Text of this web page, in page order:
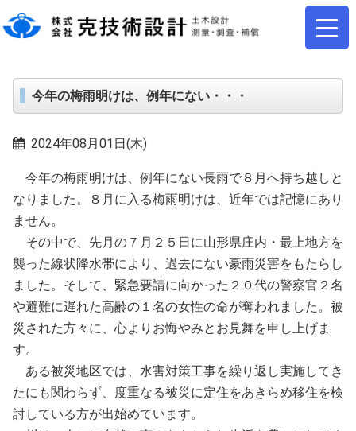
今年の梅雨明けは、例年にない・・・
2024年08月01日(木)
今年の梅雨明けは、例年にない長雨で８月へ持ち越しと
なりました。８月に入る梅雨明けは、近年では記憶にあり
ません。
その中で、先月の７月２５日に山形県庄内・最上地方を
襲った線状降水帯により、過去にない豪雨災害をもたらし
ました。そして、緊急要請に向かった２０代の警察官２名
や避難に遅れた高齢の１名の女性の命が奪われました。被
災された方々に、心よりお悔やみとお見舞を申し上げま
す。
ある被災地区では、水害対策工事を繰り返し実施してき
たにも関わらず、度重なる被災に定住をあきらめ移住を検
討している方が出始めています。